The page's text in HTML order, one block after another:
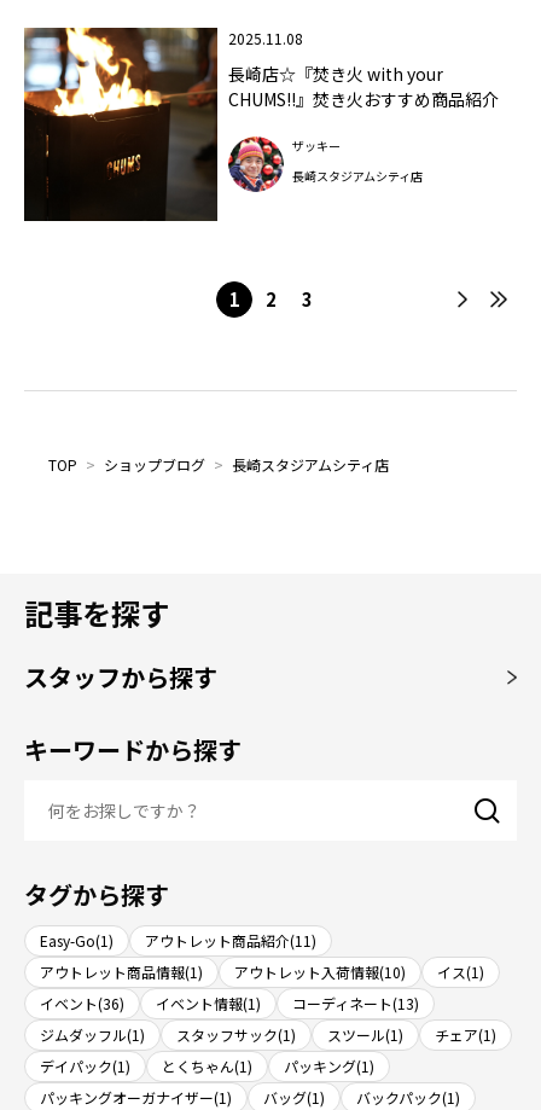
2025.11.08
長崎店☆『焚き火 with your
CHUMS!!』焚き火おすすめ商品紹介
ザッキー
長崎スタジアムシティ店
1 2 3
TOP > ショップブログ > 長崎スタジアムシティ店
記事を探す
スタッフから探す
キーワードから探す
タグから探す
Easy-Go(1)
アウトレット商品紹介(11)
アウトレット商品情報(1)
アウトレット入荷情報(10)
イス(1)
イベント(36)
イベント情報(1)
コーディネート(13)
ジムダッフル(1)
スタッフサック(1) スツール(1)
チェア(1)
デイパック(1)
とくちゃん(1)
パッキング(1)
パッキングオーガナイザー(1)
バッグ(1)
バックパック(1)